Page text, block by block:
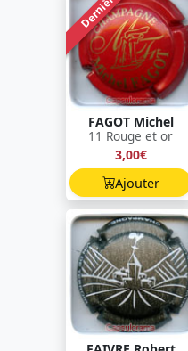
FAGOT Michel
11 Rouge et or
3,00€
Ajouter